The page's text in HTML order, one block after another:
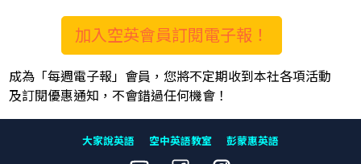
加入空英會員訂閱電子報！
成為「每週電子報」會員，您將不定期收到本社各項活動
及訂閱優惠通知，不會錯過任何機會！
大家說英語 空中英語教室 彭蒙惠英語